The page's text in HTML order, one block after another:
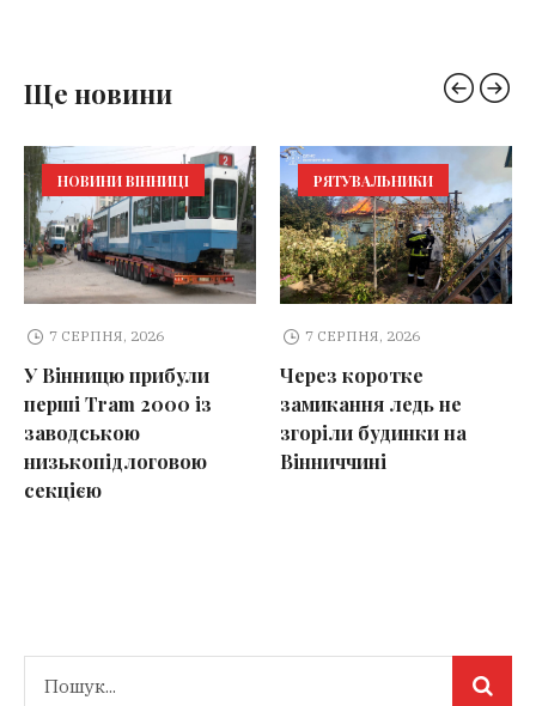
Ще новини
НОВИНИ ВІННИЦІ
7 СЕРПНЯ, 2026
У Вінницю прибули
перші Tram 2000 із
заводською
низькопідлоговою
секцією
РЯТУВАЛЬНИКИ
7 СЕРПНЯ, 2026
Через коротке
замикання ледь не
згоріли будинки на
Вінниччині